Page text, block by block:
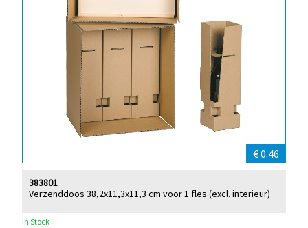
€ 0.46
Verzenddoos 38,2x11,3x11,3 cm voor 1 fles (excl. interieur)
383801
In Stock